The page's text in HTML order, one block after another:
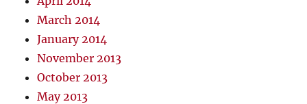
March 2014
January 2014
November 2013
October 2013
May 2013